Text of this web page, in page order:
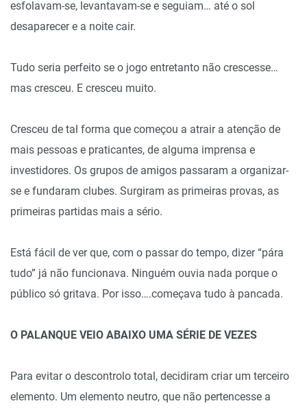
esfolavam-se, levantavam-se e seguiam… até o sol
desaparecer e a noite cair.
Tudo seria perfeito se o jogo entretanto não crescesse…
mas cresceu. E cresceu muito.
Cresceu de tal forma que começou a atrair a atenção de
mais pessoas e praticantes, de alguma imprensa e
investidores. Os grupos de amigos passaram a organizar-
se e fundaram clubes. Surgiram as primeiras provas, as
primeiras partidas mais a sério.
Está fácil de ver que, com o passar do tempo, dizer “pára
tudo” já não funcionava. Ninguém ouvia nada porque o
público só gritava. Por isso….começava tudo à pancada.
O PALANQUE VEIO ABAIXO UMA SÉRIE DE VEZES
Para evitar o descontrolo total, decidiram criar um terceiro
elemento. Um elemento neutro, que não pertencesse a